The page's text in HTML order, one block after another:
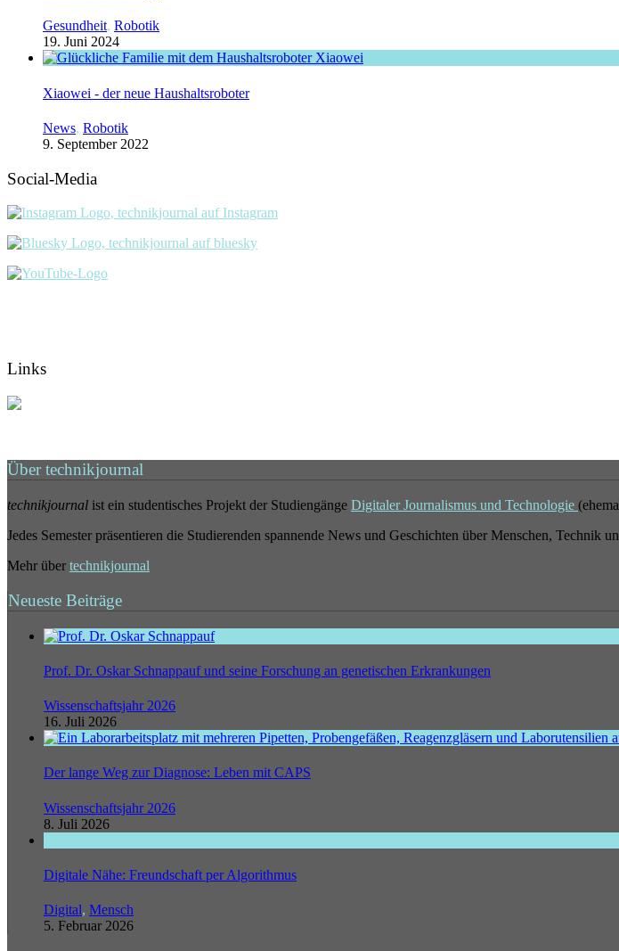
Gesundheit, Robotik
19. Juni 2024
Xiaowei - der neue Haushaltsroboter
News, Robotik
9. September 2022
Social-Media
Links
Über technikjournal
technikjournal ist ein studentisches Projekt der Studiengänge Digitaler Journalismus und Technologie
Jedes Semester präsentieren die Studierenden spannende News und Geschichten über Menschen,
Mehr über technikjournal
Neueste Beiträge
Prof. Dr. Oskar Schnappauf und seine Forschung an genetischen Erkrankungen
Wissenschaftsjahr 2026
16. Juli 2026
Der lange Weg zur Diagnose: Leben mit CAPS
Wissenschaftsjahr 2026
8. Juli 2026
Digitale Nähe: Freundschaft per Algorithmus
Digital, Mensch
5. Februar 2026